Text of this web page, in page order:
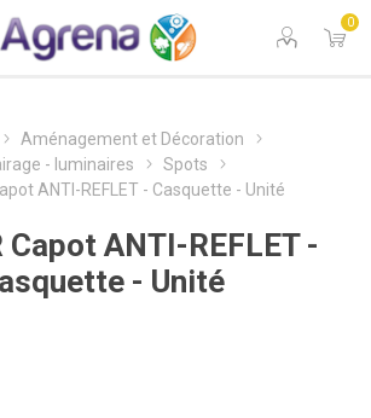
0
Aménagement et Décoration
- luminaires
Spots
ANTI-REFLET - Casquette - Unité
Capot ANTI-REFLET -
- Unité